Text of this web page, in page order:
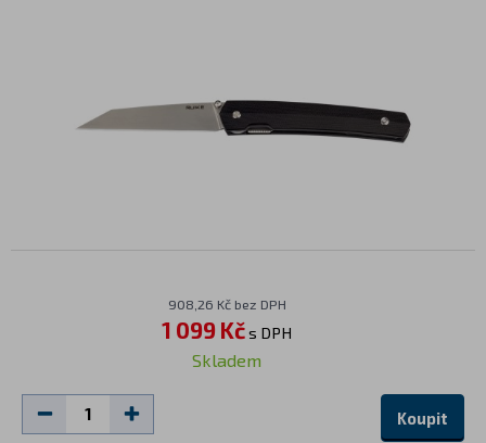
908,26 Kč bez DPH
1 099 Kčs DPH
Skladem
Koupit